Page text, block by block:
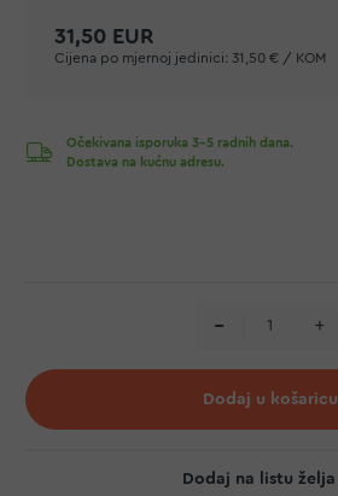
31,50 EUR
Cijena po mjernoj jedinici: 31,50 € / KOM
Očekivana isporuka 3-5 radnih dana.
Dostava na kućnu adresu.
Dodaj u košaricu
Dodaj na listu želja